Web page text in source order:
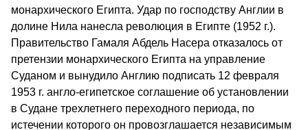
монархического Египта. Удар по господству Англии в
долине Нила нанесла революция в Египте (1952 г.).
Правительство Гамаля Абдель Насера отказалось от
претензии монархического Египта на управление
Суданом и вынудило Англию подписать 12 февраля
1953 г. англо-египетское соглашение об установлении
в Судане трехлетнего переходного периода, по
истечении которого он провозглашается независимым